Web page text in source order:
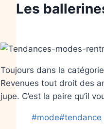
Les
Toujours dans la
Revenues tout droit des
jupe. C’est la paire qu’il
#mode#tendance